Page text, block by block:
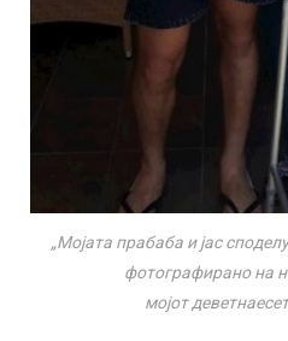
„Мојата прабаба и јас
фотографирано на
мојот